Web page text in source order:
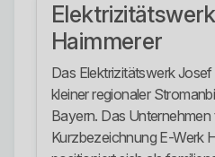
Haimmerer
Das Elektrizitätswerk
kleiner regionaler
Bayern. Das Unternehmen
Kurzbezeichnung E-Werk